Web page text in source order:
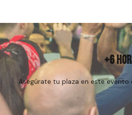
+6
Asegúrate tu plaza en este